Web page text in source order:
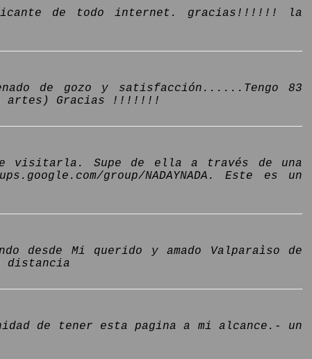
de todo internet. gracias!!!!!! la
de gozo y satisfacción......Tengo 83
artes) Gracias !!!!!!!
visitarla. Supe de ella a través de una
group/NADAYNADA. Este es un
desde Mi querido y amado Valparaìso de
distancia
de tener esta pagina a mi alcance.- un